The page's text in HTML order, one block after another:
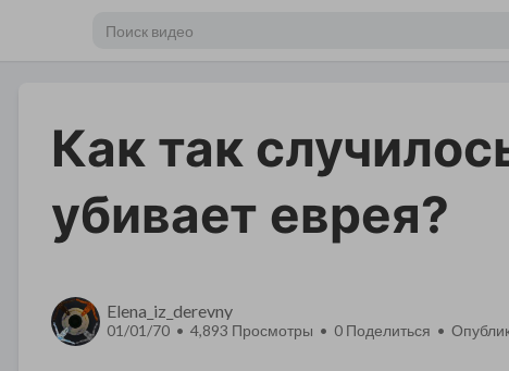
Как так
убивает еврея?
Elena_iz_derevny
01/01/70 • 4,893 Просмотры • 0 Поделиться •